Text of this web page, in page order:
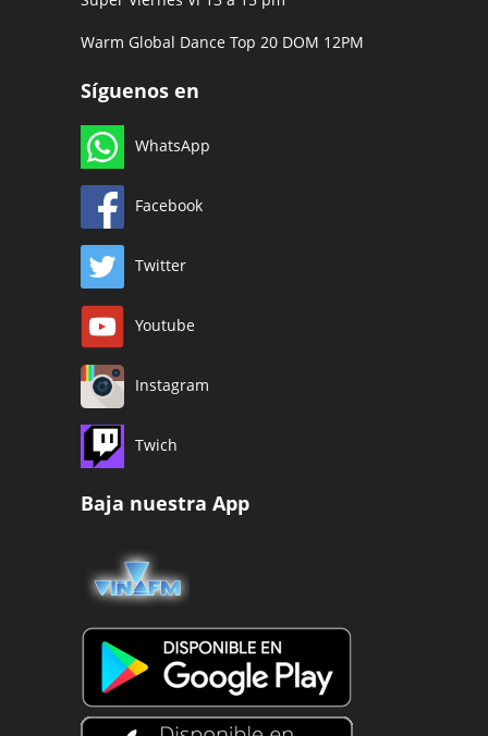
Warm Global Dance Top 20 DOM 12PM
Síguenos en
WhatsApp
Facebook
Twitter
Youtube
Instagram
Twich
Baja nuestra App